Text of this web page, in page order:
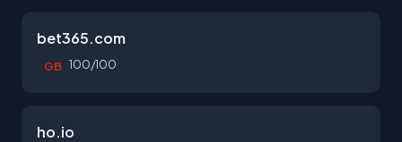
bet365.com
GB 100/100
ho.io